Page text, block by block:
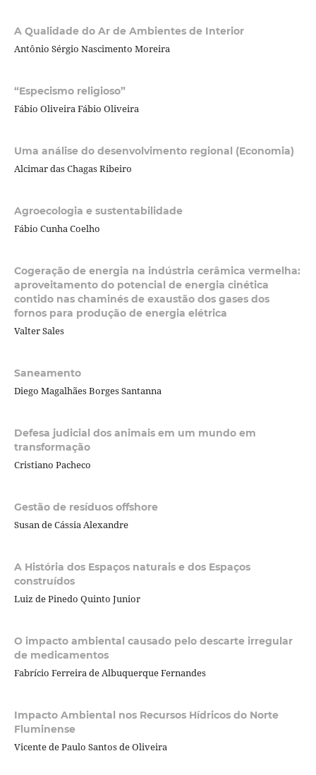
A Qualidade do Ar de Ambientes de Interior
Antônio Sérgio Nascimento Moreira
“Especismo religioso”
Fábio Oliveira Fábio Oliveira
Uma análise do desenvolvimento regional (Economia)
Alcimar das Chagas Ribeiro
Agroecologia e sustentabilidade
Fábio Cunha Coelho
Cogeração de energia na indústria cerâmica vermelha:
aproveitamento do potencial de energia cinética
contido nas chaminés de exaustão dos gases dos
fornos para produção de energia elétrica
Valter Sales
Saneamento
Diego Magalhães Borges Santanna
Defesa judicial dos animais em um mundo em
transformação
Cristiano Pacheco
Gestão de resíduos offshore
Susan de Cássia Alexandre
A História dos Espaços naturais e dos Espaços
construídos
Luiz de Pinedo Quinto Junior
O impacto ambiental causado pelo descarte irregular
de medicamentos
Fabrício Ferreira de Albuquerque Fernandes
Impacto Ambiental nos Recursos Hídricos do Norte
Fluminense
Vicente de Paulo Santos de Oliveira